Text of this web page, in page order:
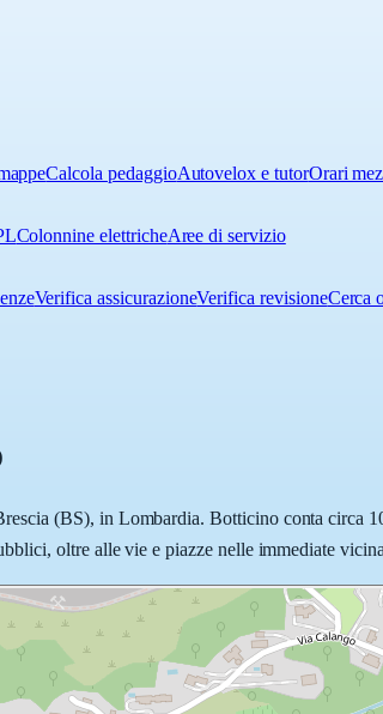
Calcola pedaggioAutovelox e tutorOrari
Colonnine elettricheAree di servizio
Verifica assicurazioneVerifica revisioneCerca
(BS), in Lombardia. Botticino conta circa
oltre alle vie e piazze nelle immediate